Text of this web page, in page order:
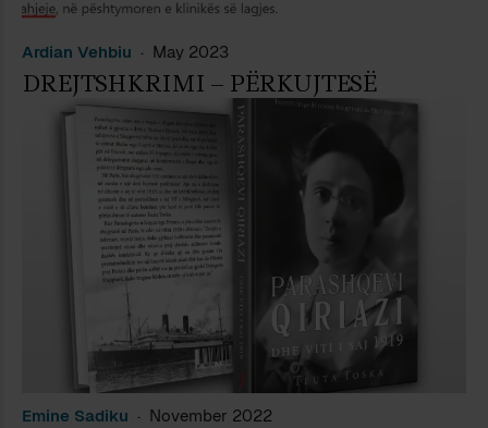
Ardian Vehbiu May 2023
DREJTSHKRIMI – PËRKUJTESË
Emine Sadiku November 2022